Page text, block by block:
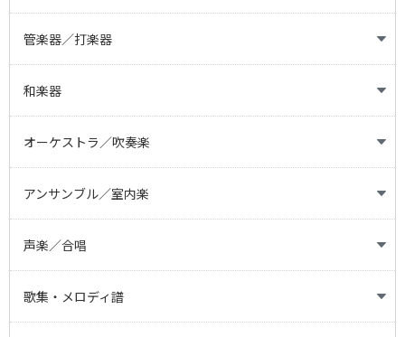
オルガン
ヴァイオリン
ヴィオラ
チェロ
コントラバス
クラシックギター
LMギター・ベース・バンドスコア
管楽器／打楽器
リコーダー
フルート／ピッコロ
オーボエ
ファゴット
クラリネット
和楽器
文化箏
箏
大正琴
三味線
オーケストラ／吹奏楽
フルオーケストラ
シンフォニエッタ
吹奏楽
アンサンブル／室内楽
弦楽アンサンブル
木管アンサンブル
声楽／合唱
声楽
歌集・メロディ譜